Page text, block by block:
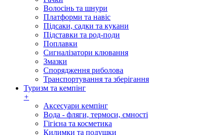
Волосінь та шнури
Платформи та навіс
Підсаки, садки та кукани
Підставки та род-поди
Поплавки
Сигналізатори клювання
Змазки
Спорядження риболова
Транспортування та зберігання
Туризм та кемпінг
+
Аксесуари кемпінг
Вода - фляги, термоси, ємності
Гігієна та косметика
Килимки та подушки